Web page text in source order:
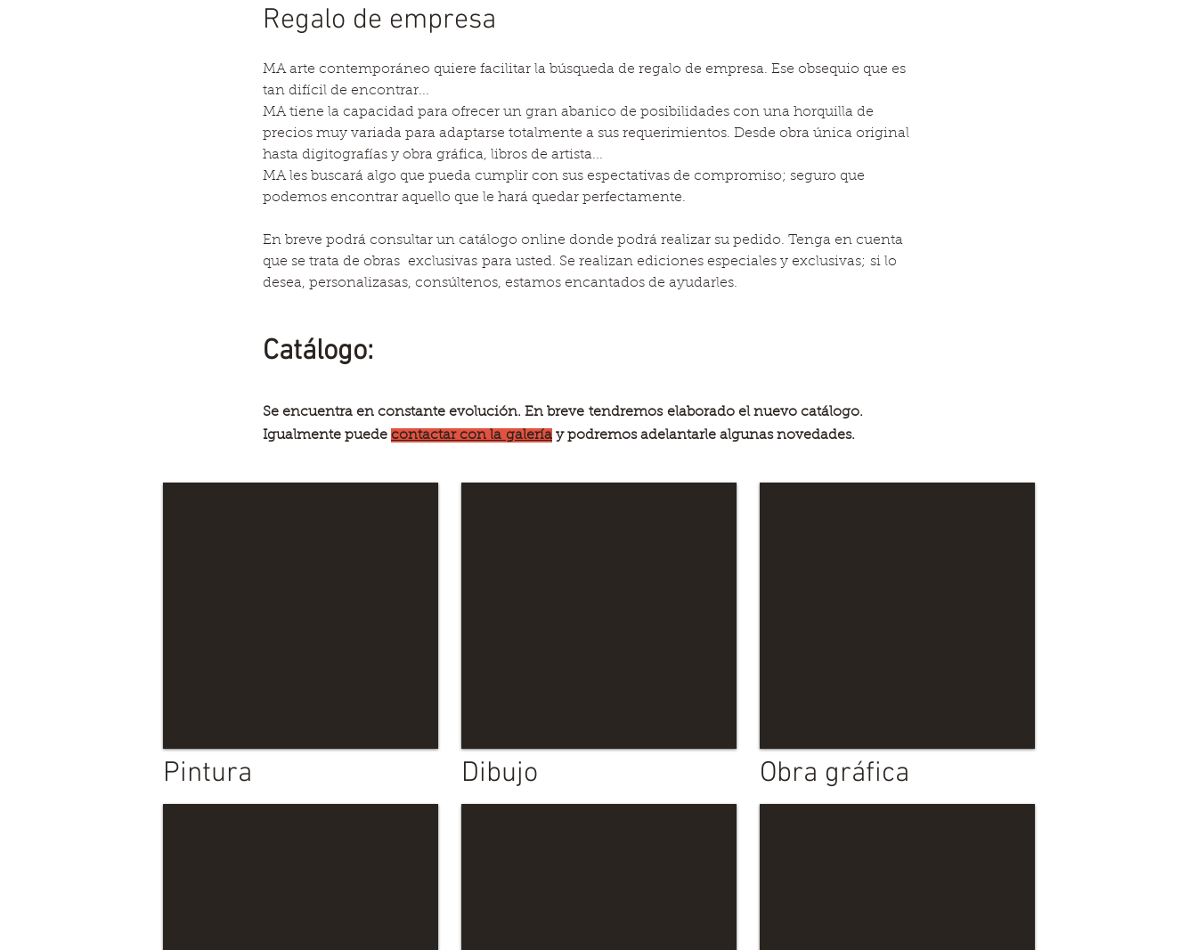
Regalo de empresa
MA arte contemporáneo quiere facilitar la búsqueda de regalo de empresa. Ese obsequio que es
tan difícil de encontrar...
MA tiene la capacidad para ofrecer un gran abanico de posibilidades con una horquilla de
precios muy variada para adaptarse totalmente a sus requerimientos. Desde obra única original
hasta digitografías y obra gráfica, libros de artista...
MA les buscará algo que pueda cumplir con sus espectativas de compromiso; seguro que
podemos encontrar aquello que le hará quedar perfectamente.
En breve podrá consultar un catálogo online donde podrá realizar su pedido. Tenga en cuenta
que se trata de obras exclusivas para usted. Se realizan ediciones especiales y exclusivas; si lo
desea, personalizasas, consúltenos, estamos encantados de ayudarles.
Catálogo:
Se encuentra en constante evolución. En breve tendremos elaborado el nuevo catálogo.
Igualmente puede contactar con la galería y podremos adelantarle algunas novedades.
Pintura Dibujo Obra gráfica